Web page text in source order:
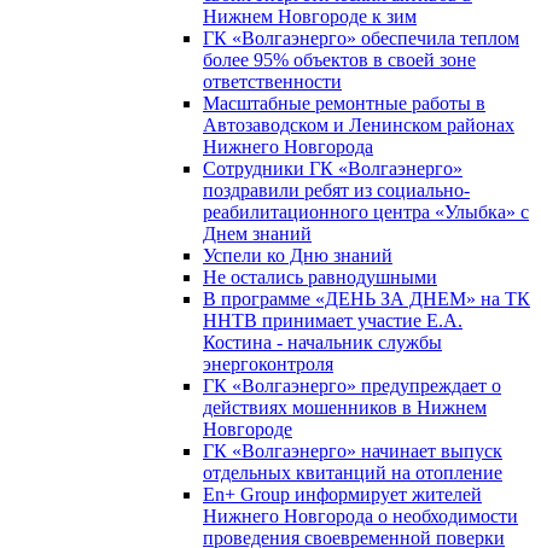
Нижнем Новгороде к зим
ГК «Волгаэнерго» обеспечила теплом
более 95% объектов в своей зоне
ответственности
Масштабные ремонтные работы в
Автозаводском и Ленинском районах
Нижнего Новгорода
Сотрудники ГК «Волгаэнерго»
поздравили ребят из социально-
реабилитационного центра «Улыбка» с
Днем знаний
Успели ко Дню знаний
Не остались равнодушными
В программе «ДЕНЬ ЗА ДНЕМ» на ТК
ННТВ принимает участие Е.А.
Костина - начальник службы
энергоконтроля
ГК «Волгаэнерго» предупреждает о
действиях мошенников в Нижнем
Новгороде
ГК «Волгаэнерго» начинает выпуск
отдельных квитанций на отопление
En+ Group информирует жителей
Нижнего Новгорода о необходимости
проведения своевременной поверки